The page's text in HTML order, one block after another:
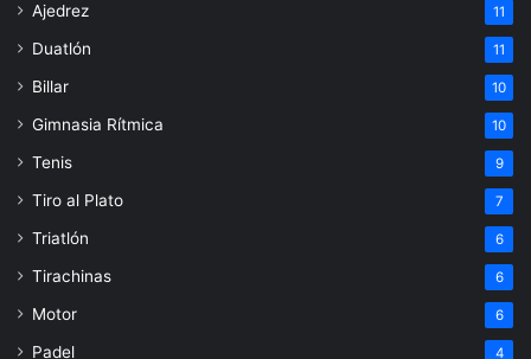
Ajedrez 11
Duatlón 11
Billar 10
Gimnasia Rítmica 10
Tenis 9
Tiro al Plato 7
Triatlón 6
Tirachinas 6
Motor 6
Padel 4